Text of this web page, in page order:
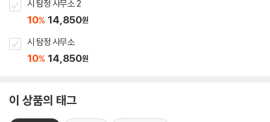
시 탐정 사무소 2
10% 14,850원
시 탐정 사무소
10% 14,850원
이 상품의 태그